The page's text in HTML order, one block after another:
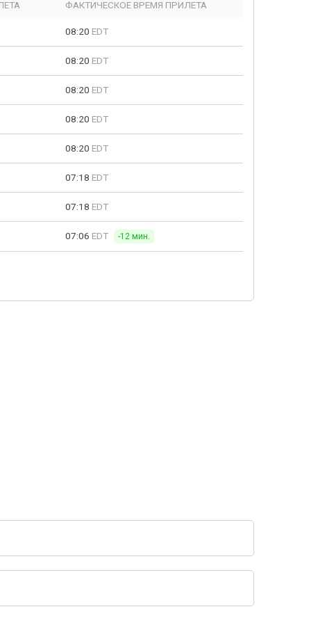
ФАКТИЧЕСКОЕ ВРЕМЯ ПРИЛЕТА
08:20 EDT
08:20 EDT
08:20 EDT
08:20 EDT
08:20 EDT
07:18 EDT
07:18 EDT
07:06 EDT -12 мин.